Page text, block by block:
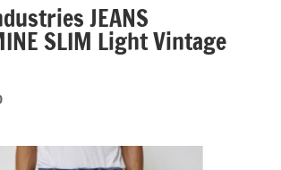
JEANS
SLIM Light Vintage
Huidige
€20,00.